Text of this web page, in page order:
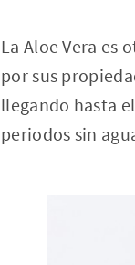
La Aloe Vera es
por sus
llegando hasta
periodos sin